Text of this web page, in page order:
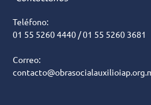
Teléfono:
01 55 5260 4440 / 01 55 5260 3681
Correo: